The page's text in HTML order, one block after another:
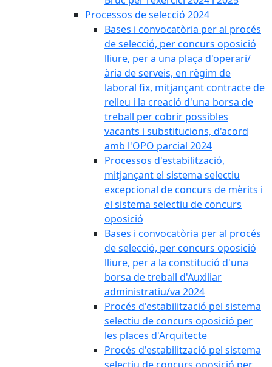
Processos de selecció 2024
Bases i convocatòria per al procés
de selecció, per concurs oposició
lliure, per a una plaça d'operari/
ària de serveis, en règim de
laboral fix, mitjançant contracte de
relleu i la creació d'una borsa de
treball per cobrir possibles
vacants i substitucions, d'acord
amb l'OPO parcial 2024
Processos d'estabilització,
mitjançant el sistema selectiu
excepcional de concurs de mèrits i
el sistema selectiu de concurs
oposició
Bases i convocatòria per al procés
de selecció, per concurs oposició
lliure, per a la constitució d'una
borsa de treball d'Auxiliar
administratiu/va 2024
Procés d'estabilització pel sistema
selectiu de concurs oposició per
les places d'Arquitecte
Procés d'estabilització pel sistema